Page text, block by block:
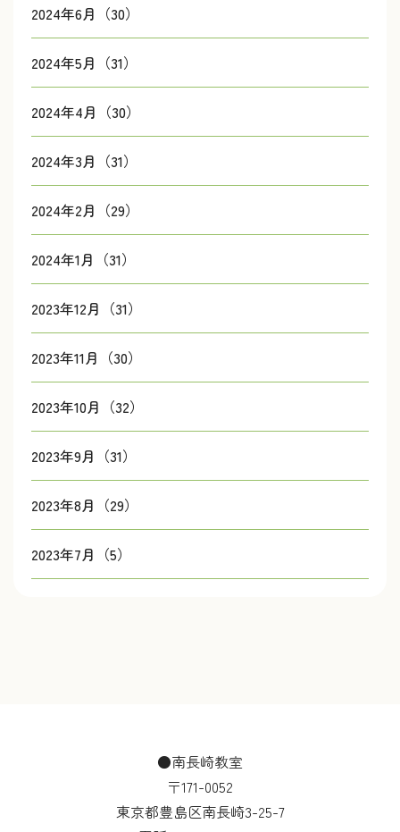
2024年6月（30）
2024年5月（31）
2024年4月（30）
2024年3月（31）
2024年2月（29）
2024年1月（31）
2023年12月（31）
2023年11月（30）
2023年10月（32）
2023年9月（31）
2023年8月（29）
2023年7月（5）
●南長崎教室
〒171-0052
東京都豊島区南長崎3-25-7